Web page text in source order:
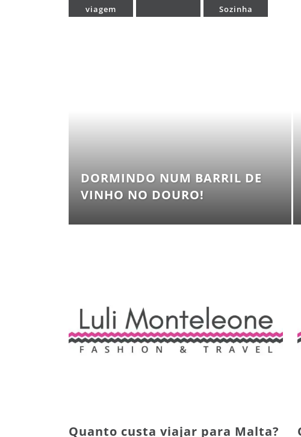
viagem
Sozinha
DORMINDO NUM BARRIL DE
VINHO NO DOURO!
Quanto custa viajar para Malta?